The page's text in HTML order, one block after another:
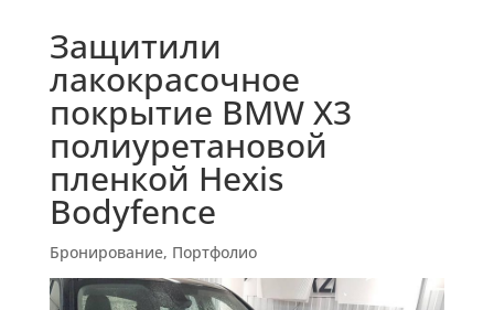
Защитили
лакокрасочное
покрытие BMW X3
полиуретановой
пленкой Hexis
Bodyfence
Бронирование, Портфолио